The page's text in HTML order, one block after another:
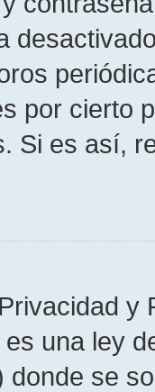
por cierto
Si es así,
una ley
donde se